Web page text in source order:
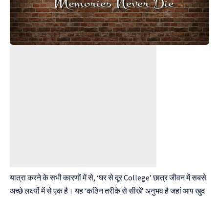
यात्रा करने के सभी कारणों में से, ‘घर से दूर College’ छात्र जीवन में सबसे
अच्छे लक्ष्यों में से एक है। यह ‘कठिन तरीके से सीखें’ अनुभव है जहां आप खुद